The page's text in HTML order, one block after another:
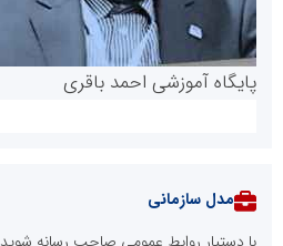
پایگاه آموزشی احمد باقری
مدل سازمانی